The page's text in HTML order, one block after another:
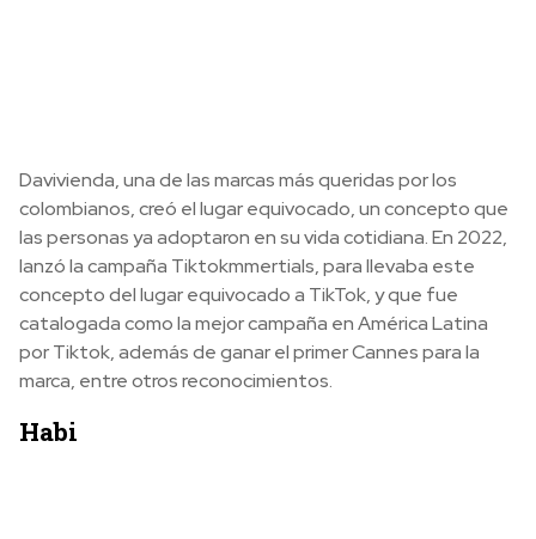
Davivienda, una de las marcas más queridas por los
colombianos, creó el lugar equivocado, un concepto que
las personas ya adoptaron en su vida cotidiana. En 2022,
lanzó la campaña Tiktokmmertials, para llevaba este
concepto del lugar equivocado a TikTok, y que fue
catalogada como la mejor campaña en América Latina
por Tiktok, además de ganar el primer Cannes para la
marca, entre otros reconocimientos.
Habi